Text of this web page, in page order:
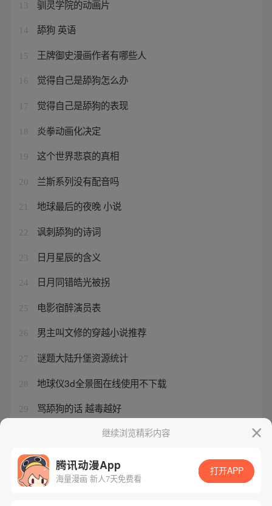
13 驯灵学院的动画片
14 舔狗 英语
15 王牌御史漫画作者有哪些人
16 觉得自己是舔狗怎么办
17 觉得自己是舔狗的表现
18 炎拳动画化决定
19 这个世界悲哀的真相
20 兰斯系列没有配音吗
21 地球最后的夜晚 小说
22 讽刺舔狗的诗词
23 日月星辰的含义
24 日月同错皓光被拐
25 电影宿醉演员表
26 男主叫文修的穿越小说推荐
27 谜题大陆升堡资源统计
28 地球仪3d全景图在线使用不下载
29 骂舔狗的话 越毒越好
世界地图全图中文版继续浏览精彩内容
腾讯动漫App
海量漫画 新人7天免费看
打开APP